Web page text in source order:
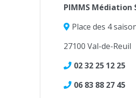
PIMMS Médiation
Place des 4
27100 Val-de-Reuil
02 32 25 12 25
06 83 88 27 45